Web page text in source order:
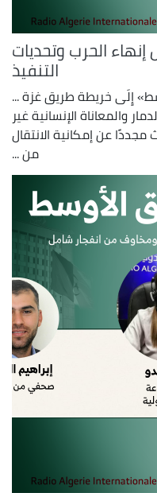
الحرب وتحديات
التنفيذ
إِلَى خريطة طريق غزة ...
والمعاناة الإنسانية غير
عن إمكانية الانتقال
من ...